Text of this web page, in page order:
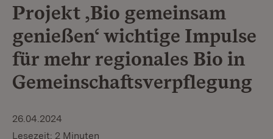
Projekt ,Bio gemeinsam
genießen‘ wichtige Impulse
für mehr regionales Bio in
Gemeinschaftsverpflegung
26.04.2024
Lesezeit: 2 Minuten